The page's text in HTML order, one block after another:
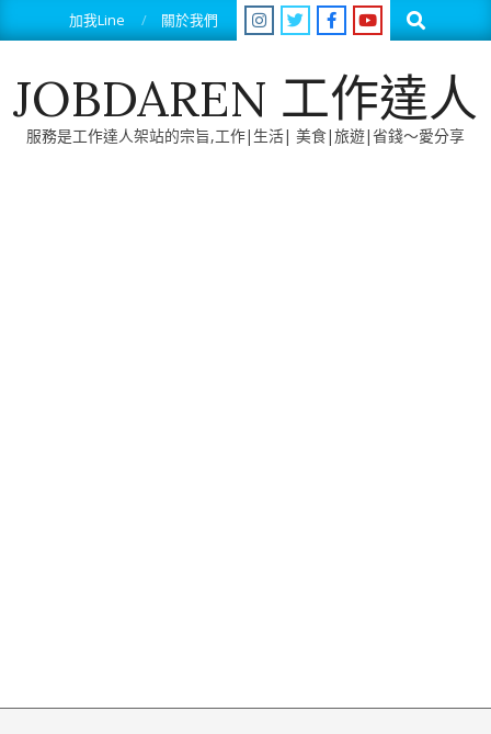
to
加我Line 關於我們 Search
JOBDAREN 工作達人
服務是工作達人架站的宗旨,工作|生活| 美食|旅遊|省錢～愛分享